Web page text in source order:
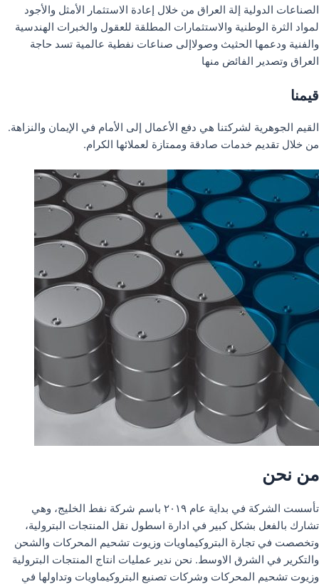
الصناعات الدولية إلة العراق من خلال إعادة الاستثمار الأمثل والأجود
لمواد الثرة الوطنية والاستثمارات المطلقة للعقول والخبرات الهندسية
والفنية ودعمها الحثيث وصولاإلى صناعات نفطية عالمية تسد حاجة
العراق وتصدير الفائض منها
قيمنا
القيم الجوهرية لشركتنا هي دفع الأعمال إلى الأمام في الإيمان والنزاهة.
من خلال تقديم خدمات صادقة وممتازة لعملائها الكرام.
من نحن
تأسست الشركة في بداية عام ٢٠١٩ باسم شركة نفط الخليج، وهي
تشارك بالفعل بشكل كبير في ادارة اسطول نقل المنتجات البترولية،
وتخصصت في تجارة البتروكيماويات وزيوت تشحيم المحركات والشحن
والتكرير في الشرق الاوسط. نحن ندير عمليات انتاج المنتجات البترولية
وزيوت تشحيم المحركات وشركات تصنيع البتروكيماويات وتداولها في